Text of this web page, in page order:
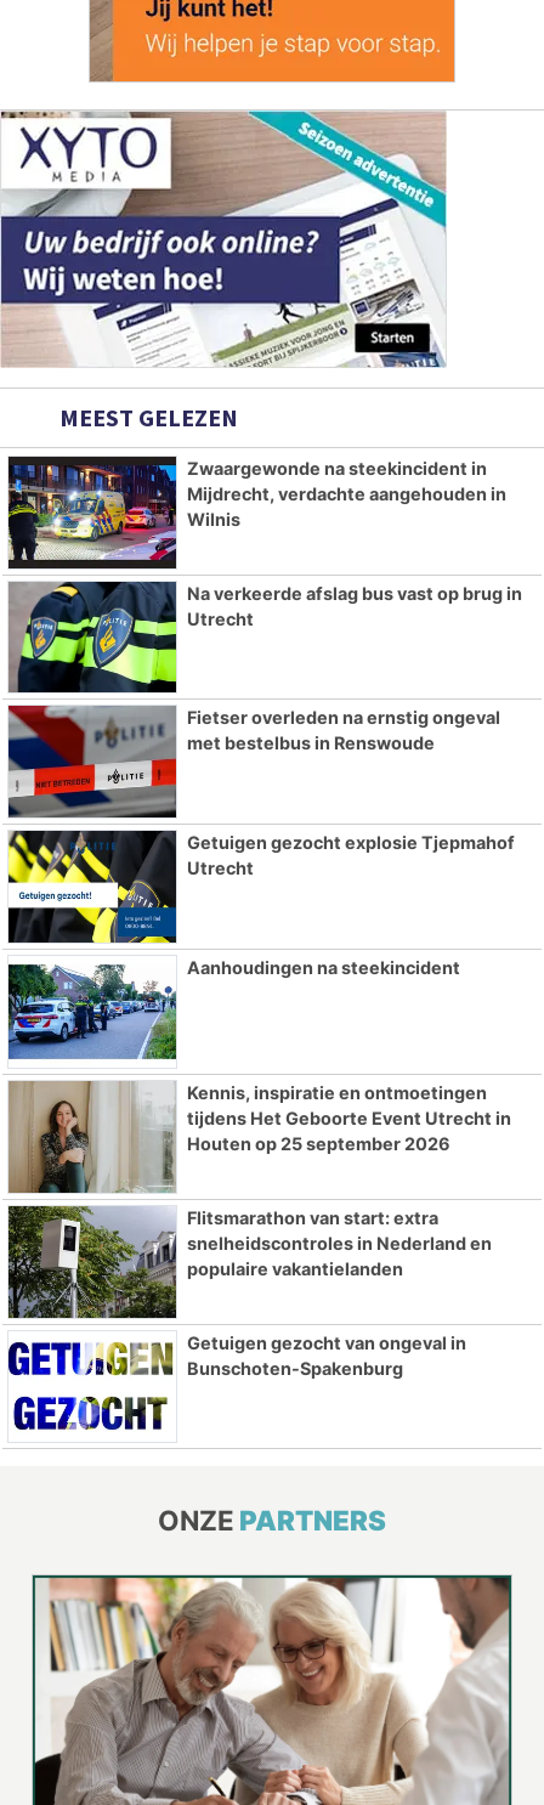
MEEST GELEZEN
Zwaargewonde na steekincident in
Mijdrecht, verdachte aangehouden in
Wilnis
Na verkeerde afslag bus vast op brug in
Utrecht
Fietser overleden na ernstig ongeval
met bestelbus in Renswoude
Getuigen gezocht explosie Tjepmahof
Utrecht
Aanhoudingen na steekincident
Kennis, inspiratie en ontmoetingen
tijdens Het Geboorte Event Utrecht in
Houten op 25 september 2026
Flitsmarathon van start: extra
snelheidscontroles in Nederland en
populaire vakantielanden
Getuigen gezocht van ongeval in
Bunschoten-Spakenburg
ONZE PARTNERS